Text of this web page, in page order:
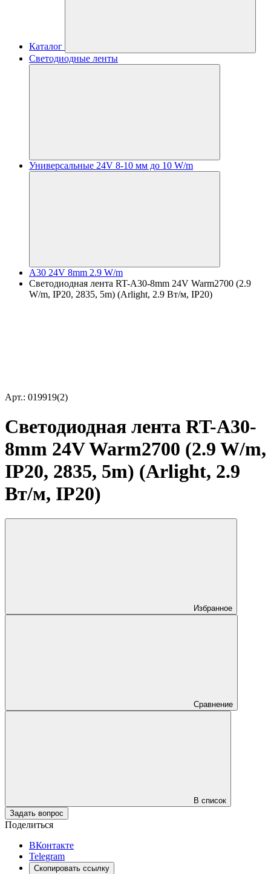
Каталог
Светодиодные ленты
Универсальные 24V 8-10 мм до 10 W/m
A30 24V 8mm 2.9 W/m
Светодиодная лента RT-A30-8mm 24V Warm2700 (2.9
W/m, IP20, 2835, 5m) (Arlight, 2.9 Вт/м, IP20)
Арт.: 019919(2)
Светодиодная лента RT-A30-
8mm 24V Warm2700 (2.9 W/m,
IP20, 2835, 5m) (Arlight, 2.9
Вт/м, IP20)
Избранное
Сравнение
В список
Задать вопрос
Поделиться
ВКонтакте
Telegram
Скопировать ссылку